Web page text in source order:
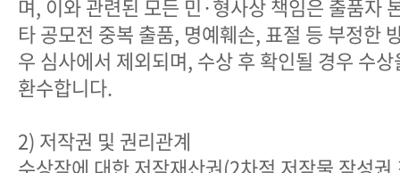
며, 이와 관련된 모든 민·형사상 책임은 출품자
타 공모전 중복 출품, 명예훼손, 표절 등 부정한
우 심사에서 제외되며, 수상 후 확인될 경우 수
환수합니다.
2) 저작권 및 권리관계
수상작에 대한 저작재산권(2차적 저작물 작성